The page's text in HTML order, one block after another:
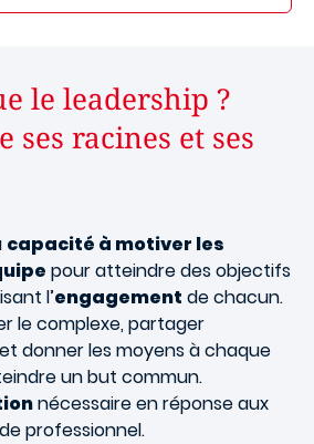
le leadership ?
ses racines et ses
capacité à motiver les
pour atteindre des objectifs
l’engagement de chacun.
le complexe, partager
et donner les moyens à chaque
un but commun.
nécessaire en réponse aux
professionnel.